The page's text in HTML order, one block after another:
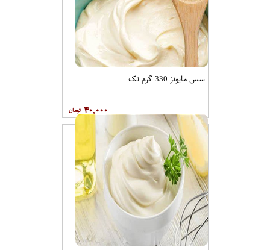
سس مایونز 330 گرم تک
۴۰,۰۰۰